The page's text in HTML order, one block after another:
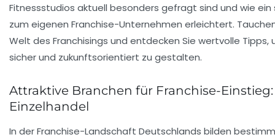
Fitnessstudios aktuell besonders gefragt sind und wie
zum eigenen Franchise-Unternehmen erleichtert.
Welt des Franchisings und entdecken Sie wertvolle
sicher und zukunftsorientiert zu gestalten.
Attraktive Branchen für Franchise-
Einzelhandel
In der Franchise-Landschaft Deutschlands bilden